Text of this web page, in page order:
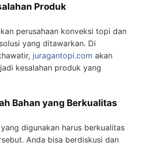
Produk
perusahaan konveksi topi dan
yang ditawarkan. Di
juragantopi.com akan
kesalahan produk yang
Bahan yang Berkualitas
digunakan harus berkualitas
Anda bisa berdiskusi dan